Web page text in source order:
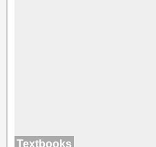
Textbooks